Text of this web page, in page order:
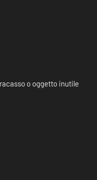
o oggetto inutile